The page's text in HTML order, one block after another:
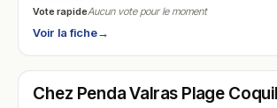
Vote rapideAucun vote pour le moment
Voir la fiche→
N° 8
Chez Penda Valras Plage